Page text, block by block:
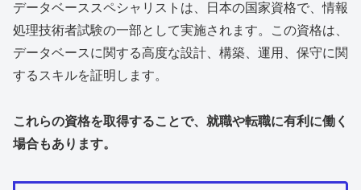
データベーススペシャリストは、日本の国家資格で、情報
処理技術者試験の一部として実施されます。この資格は、
データベースに関する高度な設計、構築、運用、保守に関
するスキルを証明します。
これらの資格を取得することで、就職や転職に有利に働く
場合もあります。